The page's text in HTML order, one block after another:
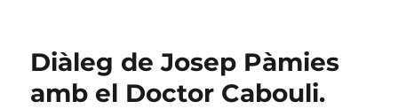
Diàleg de Josep Pàmies
amb el Doctor Cabouli.